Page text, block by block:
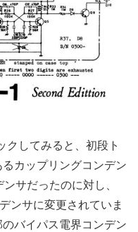
クしてみると、初段ト
カップリングコンデン
サだったのに対し、
ンサに変更されていま
バイパス電界コンデン